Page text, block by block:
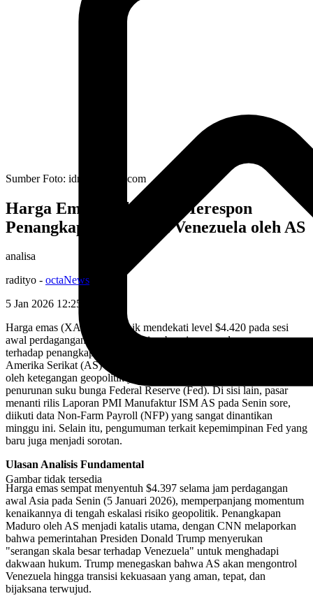
Gambar tidak tersedia
Sumber Foto: idnfinancials.com
Harga Emas Naik 1,5% Merespon
Penangkapan Presiden Venezuela oleh AS
analisa
radityo - octaNews
5 Jan 2026 12:25
Harga emas (XAU/USD) naik mendekati level $4.420 pada sesi
awal perdagangan Asia Senin ini, sebagai respons langsung
terhadap penangkapan Presiden Venezuela Nicolas Maduro oleh
Amerika Serikat (AS) dalam operasi terbatas. Lonjakan ini diperkuat
oleh ketegangan geopolitik yang memanas serta spekulasi
penurunan suku bunga Federal Reserve (Fed). Di sisi lain, pasar
menanti rilis Laporan PMI Manufaktur ISM AS pada Senin sore,
diikuti data Non-Farm Payroll (NFP) yang sangat dinantikan
minggu ini. Selain itu, pengumuman terkait kepemimpinan Fed yang
baru juga menjadi sorotan.
Ulasan Analisis Fundamental
Harga emas sempat menyentuh $4.397 selama jam perdagangan
awal Asia pada Senin (5 Januari 2026), memperpanjang momentum
kenaikannya di tengah eskalasi risiko geopolitik. Penangkapan
Maduro oleh AS menjadi katalis utama, dengan CNN melaporkan
bahwa pemerintahan Presiden Donald Trump menyerukan
"serangan skala besar terhadap Venezuela" untuk menghadapi
dakwaan hukum. Trump menegaskan bahwa AS akan mengontrol
Venezuela hingga transisi kekuasaan yang aman, tepat, dan
bijaksana terwujud.